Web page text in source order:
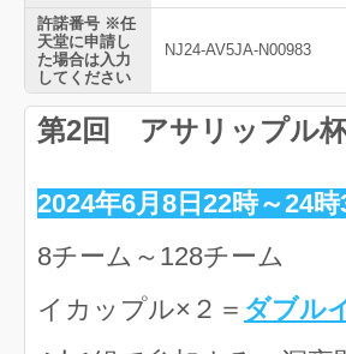
許諾番号 ※任
天堂に申請し
た場合は入力
してください
NJ24-AV5JA-N00983
第2回 アサリップル
2024年6月8日22時～24
8チーム～128チーム
イカップル×２＝ ダブル